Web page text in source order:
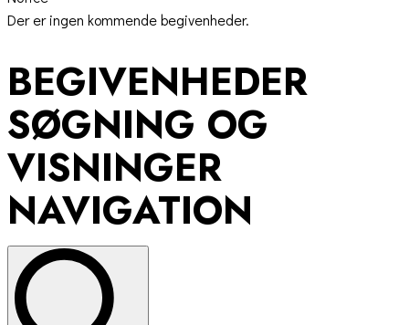
Der er ingen kommende begivenheder.
BEGIVENHEDER
SØGNING OG
VISNINGER
NAVIGATION